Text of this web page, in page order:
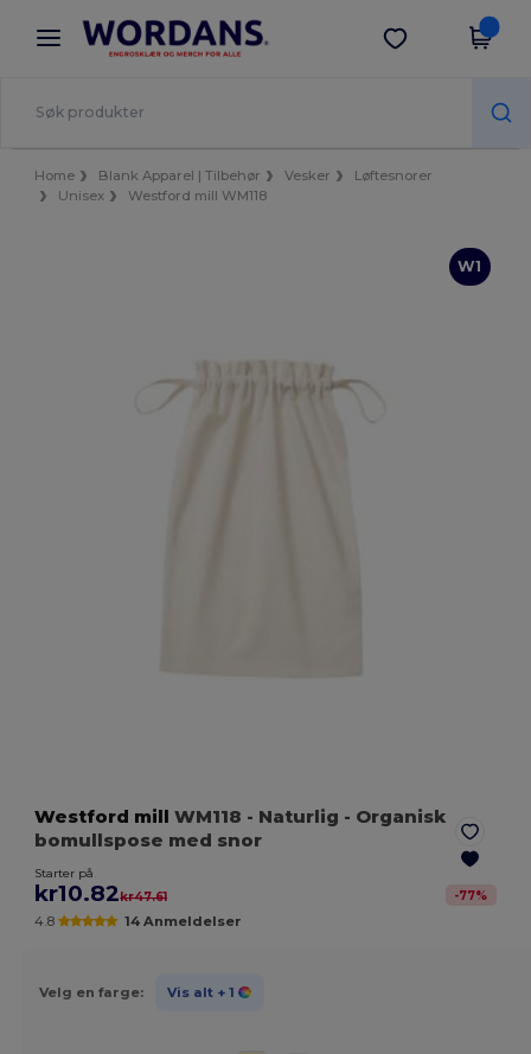
× Wordans-app
Bedre priser i appen!
Last ned app
Home Blank Apparel | Tilbehør Vesker
Løftesnorer
Unisex
Westford mill WM118
W1
Westford mill WM118 - Naturlig - Organisk
bomullspose med snor
Starter på
kr10.82kr47.61 -77%
4.8 14 Anmeldelser
Velg en farge: Vis alt + 1